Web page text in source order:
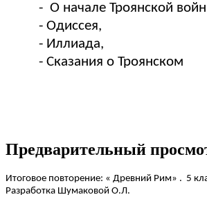
- О начале Троянской
- Одиссея,
- Иллиада,
- Сказания о Троянском
Предварительный
Итоговое повторение: « Древний Рим» . 5
Разработка Шумаковой О.Л.